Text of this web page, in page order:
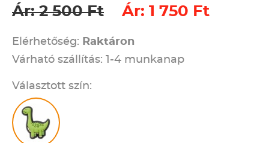
Ár: 2 500 Ft
Ár: 1 750 Ft
Elérhetőség: Raktáron
Várható szállítás: 1-4 munkanap
Választott szín: